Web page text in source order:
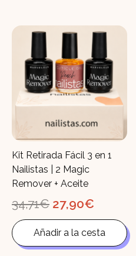
Kit Retirada Fácil 3 en 1
Nailistas | 2 Magic
Remover + Aceite
34,71€ El
precio
original
era:
34,71€.
27,90€
actual
es:
27,90€.
Añadir a la cesta